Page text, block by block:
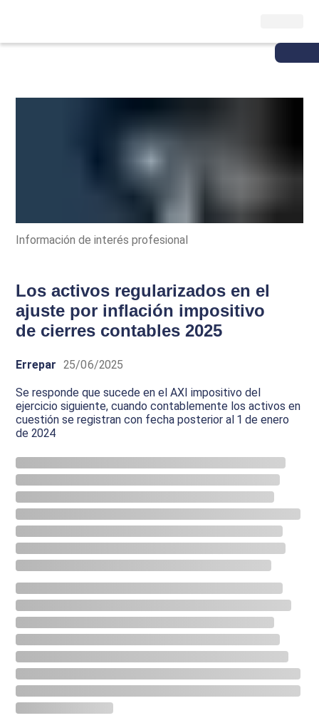
Información de interés profesional
Los activos regularizados en el
ajuste por inflación impositivo
de cierres contables 2025
Errepar 25/06/2025
Se responde que sucede en el AXI impositivo del
ejercicio siguiente, cuando contablemente los activos en
cuestión se registran con fecha posterior al 1 de enero
de 2024